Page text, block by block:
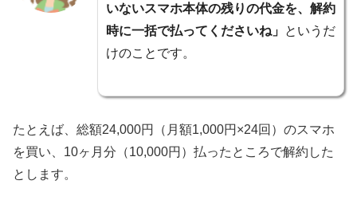
いないスマホ本体の残りの代金を、解約
時に一括で払ってくださいね」 というだ
けのことです。
たとえば、総額24,000円（月額1,000円×24回）のスマホ
を買い、10ヶ月分（10,000円）払ったところで解約した
とします。